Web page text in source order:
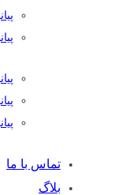
تماس با ما
بلاگ